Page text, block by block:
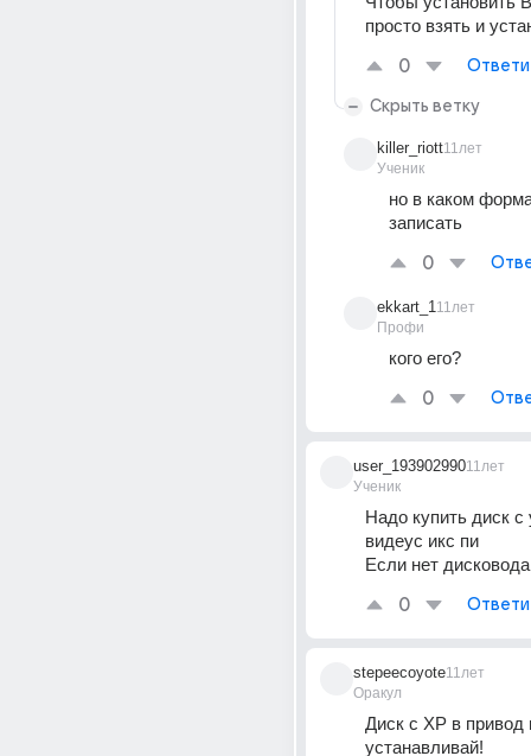
просто взять и
0
Скрыть ветку
killer_riott
Ученик
11лет
но в каком
записать
0
ekkart_1
Профи
11лет
кого его?
0
user_193902990
Ученик
11лет
Надо купить диск с
видеус икс пи
Если нет
0
stepeecoyote
Оракул
11лет
Диск с XP в привод
устанавливай!